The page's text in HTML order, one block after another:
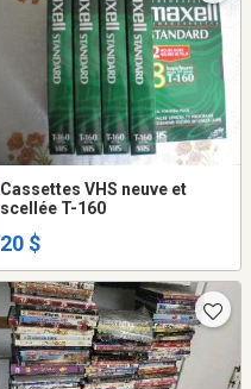
Cassettes VHS neuve et
scellée T-160
20 $